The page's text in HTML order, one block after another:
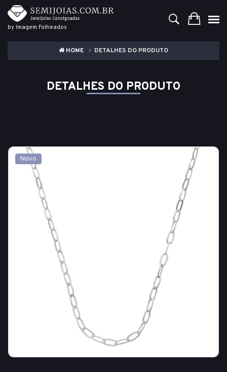
by Imagem Folheados
HOME DETALHES DO PRODUTO
DETALHES DO PRODUTO
Novo